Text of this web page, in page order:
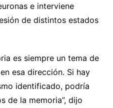
e interviene
de distintos estados
es siempre un tema de
esa dirección. Si hay
identificado, podría
de la memoria”, dijo